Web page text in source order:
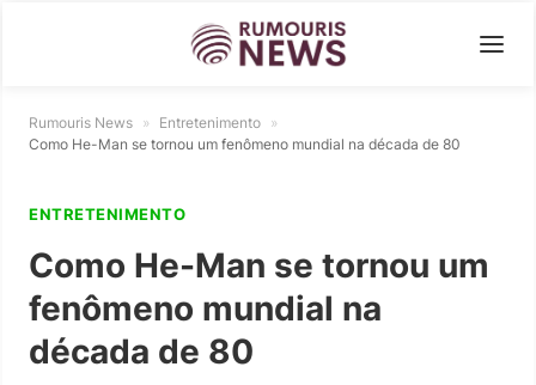
Rumouris News » Entretenimento »
Como He-Man se tornou um fenômeno mundial na década de 80
ENTRETENIMENTO
Como He-Man se tornou um
fenômeno mundial na
década de 80